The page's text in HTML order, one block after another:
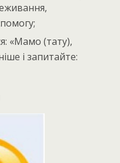
«Мамо (тату),
і запитайте: